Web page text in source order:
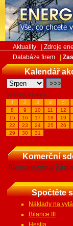
Aktuality Zdroje
Databáze firem
Kalendář
Veletrhy, Výstavy...
1
2 3 4 5
8
9 10 11 12
15
16 17 18 19
22
23 24 25 26
29
30 31
Komerční
Nenalezena
Spočtěte
Náklady na
Bilance III
Hestia